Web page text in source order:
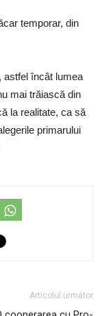
temporar, din
astfel încât lumea
mai trăiască din
la realitate, ca să
primarului
Articolul următor